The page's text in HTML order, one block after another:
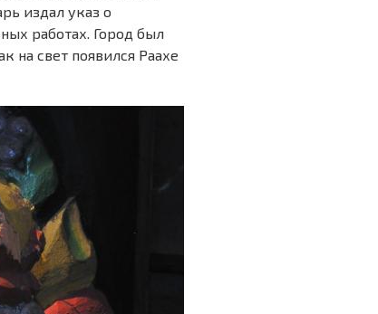
издал указ о
работах. Город был
на свет появился Раахе